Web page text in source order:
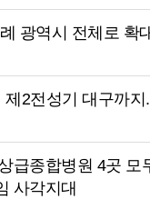
례 광역시 전체로 확
제2전성기 대구까
급종합병원 4곳
사각지대